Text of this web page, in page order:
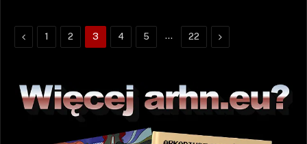
Poprzednie
1 2 3 4 5 … 22 Następne